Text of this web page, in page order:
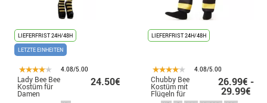
LIEFERFRIST 24H/48H
LETZTE EINHEITEN
4.08/5.00
Lady Bee Bee
Kostüm für
Damen
24.50€
LIEFERFRIST 24H/48H
4.08/5.00
Chubby Bee
Kostüm mit
Flügeln für
Herren
26.99€ -
29.99€